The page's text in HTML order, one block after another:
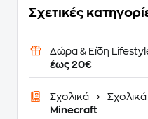
Σχετικές
Δώρα & Είδη
έως 20€
Σχολικά
Minecraft